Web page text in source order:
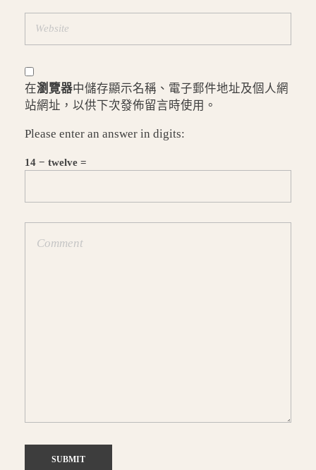
在瀏覽器中儲存顯示名稱、電子郵件地址及個人網
站網址，以供下次發佈留言時使用。
Please enter an answer in digits:
14 − twelve =